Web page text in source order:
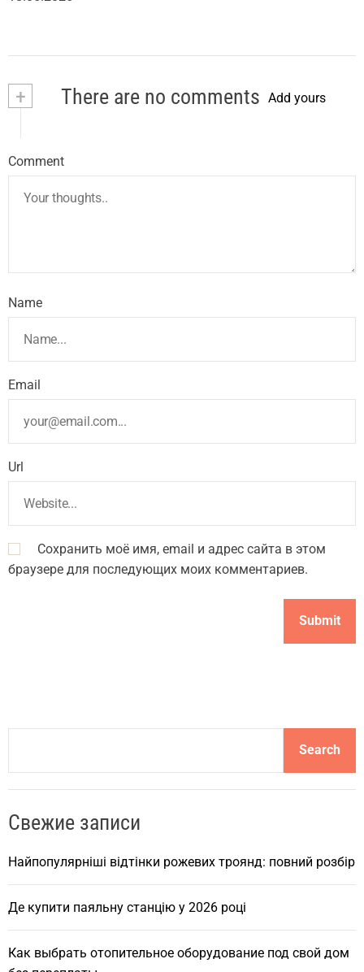
+ There are no comments Add yours
Comment
Name
Email
Url
Сохранить моё имя, email и адрес сайта в этом
браузере для последующих моих комментариев.
a
c
Search
Свежие записи
Найпопулярніші відтінки рожевих троянд: повний розбір
Де купити паяльну станцію у 2026 році
Как выбрать отопительное оборудование под свой дом